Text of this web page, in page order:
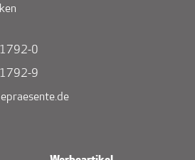
0
9